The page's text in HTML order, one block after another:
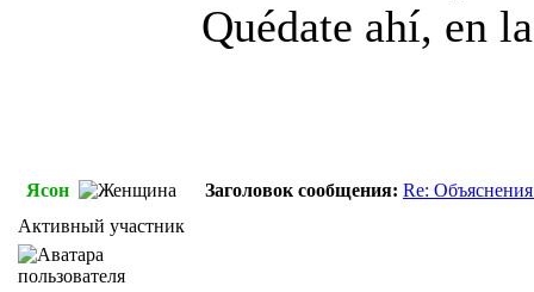
Quédate ahí, en
Ясон Заголовок сообщения: Re:
Активный участник